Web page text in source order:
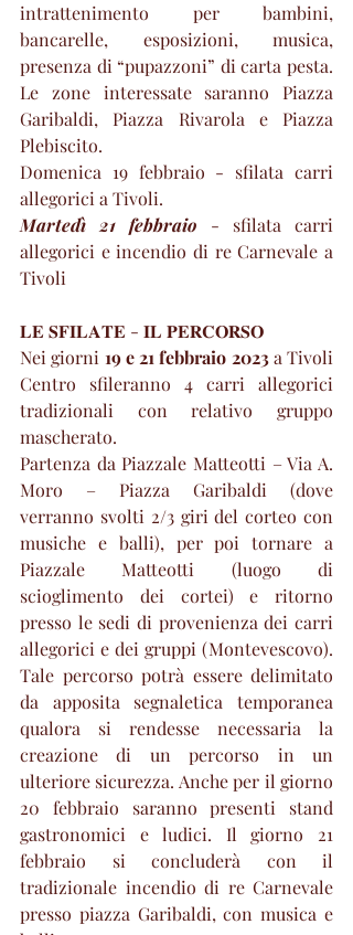
intrattenimento per bambini,
bancarelle, esposizioni, musica,
presenza di “pupazzoni” di carta pesta.
Le zone interessate saranno Piazza
Garibaldi, Piazza Rivarola e Piazza
Plebiscito.
Domenica 19 febbraio - sfilata carri
allegorici a Tivoli.
Martedì 21 febbraio - sfilata carri
allegorici e incendio di re Carnevale a
Tivoli
𝐋𝐄 𝐒𝐅𝐈𝐋𝐀𝐓𝐄 - 𝐈𝐋 𝐏𝐄𝐑𝐂𝐎𝐑𝐒𝐎
Nei giorni 19 e 21 febbraio 2023 a Tivoli
Centro sfileranno 4 carri allegorici
tradizionali con relativo gruppo
mascherato.
Partenza da Piazzale Matteotti – Via A.
Moro – Piazza Garibaldi (dove
verranno svolti 2/3 giri del corteo con
musiche e balli), per poi tornare a
Piazzale Matteotti (luogo di
scioglimento dei cortei) e ritorno
presso le sedi di provenienza dei carri
allegorici e dei gruppi (Montevescovo).
Tale percorso potrà essere delimitato
da apposita segnaletica temporanea
qualora si rendesse necessaria la
creazione di un percorso in un
ulteriore sicurezza. Anche per il giorno
20 febbraio saranno presenti stand
gastronomici e ludici. Il giorno 21
febbraio si concluderà con il
tradizionale incendio di re Carnevale
presso piazza Garibaldi, con musica e